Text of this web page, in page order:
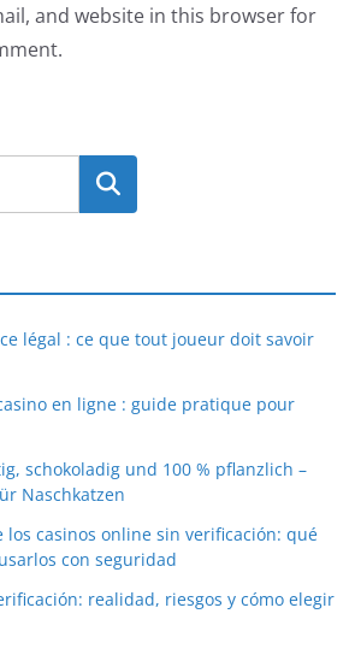
and website in this browser for
Search
légal : ce que tout joueur doit savoir
en ligne : guide pratique pour
schokoladig und 100 % pflanzlich –
Naschkatzen
los casinos online sin verificación: qué
con seguridad
realidad, riesgos y cómo elegir